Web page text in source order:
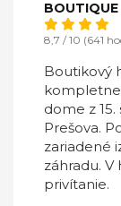
BOUTIQUE
8,7 / 10 (641
Boutikový
dome z
Prešova.
zariadené
záhradu.
privítanie.